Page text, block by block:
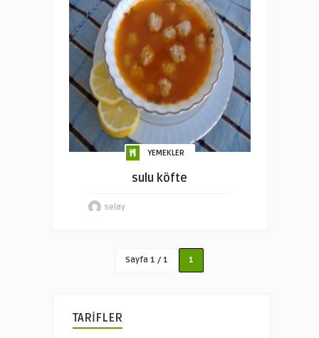
YEMEKLER
sulu köfte
selay
Sayfa 1 / 1 1
TARİFLER